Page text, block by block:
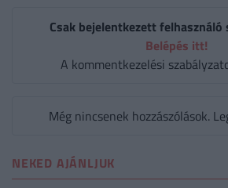
Csak bejelentkezett felhasználó
Belépés itt!
A kommentkezelési
Még nincsenek hozzászólások.
NEKED AJÁNLJUK